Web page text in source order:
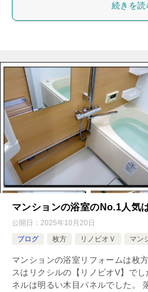
続きを読
マンションの浴室のNo.1人気
公開日： 2025年10月20日
ブログ
枚方 リノビオＶ マン
マンションの浴室リフォームは枚
スはリクシルの【リノビオV】で
ネルは明るい木目パネルでした。